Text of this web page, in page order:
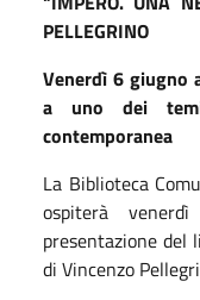
PELLEGRINO
Venerdì 6 giugno
a uno dei
contemporanea
La Biblioteca
ospiterà
presentazione del
di Vincenzo